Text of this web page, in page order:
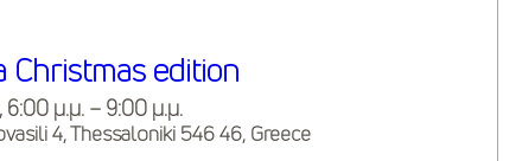
Christmas edition
μ.μ. – 9:00 μ.μ.
4, Thessaloniki 546 46, Greece